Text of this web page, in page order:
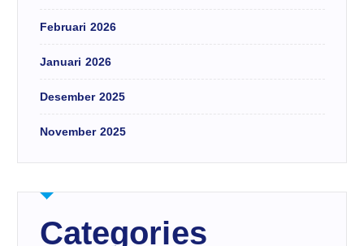
Februari 2026
Januari 2026
Desember 2025
November 2025
Categories